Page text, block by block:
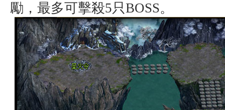
勵，最多可擊殺5只BOSS。